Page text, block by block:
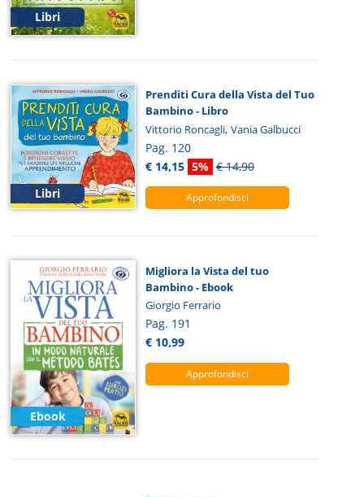
Libri
Libri
Prenditi Cura della Vista del Tuo
Bambino - Libro
Vittorio Roncagli, Vania Galbucci
Pag. 120
€ 14,15 5% € 14,90
Approfondisci
Ebook
Migliora la Vista del tuo
Bambino - Ebook
Giorgio Ferrario
Pag. 191
€ 10,99
Approfondisci